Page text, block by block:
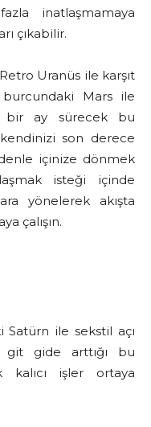
inatlaşmamaya
çıkabilir.
Uranüs ile karşıt
burcundaki Mars ile
bir ay sürecek bu
son derece
içinize dönmek
isteği içinde
yönelerek akışta
çalışın.
Satürn ile sekstil açı
git gide arttığı bu
kalıcı işler ortaya